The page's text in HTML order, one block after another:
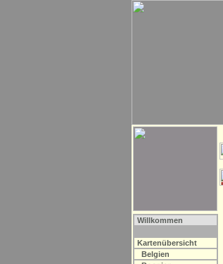
Willkommen
Kartenübersicht
Belgien